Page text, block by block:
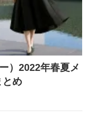
）2022年春夏メ
とめ